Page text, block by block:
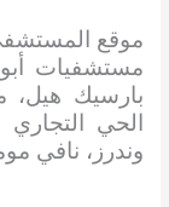
موقع
الحي التجاري
وندرز، نافي